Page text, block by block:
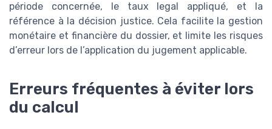
période concernée, le taux legal appliqué, et la
référence à la décision justice. Cela facilite la gestion
monétaire et financière du dossier, et limite les risques
d’erreur lors de l’application du jugement applicable.
Erreurs fréquentes à éviter lors
du calcul